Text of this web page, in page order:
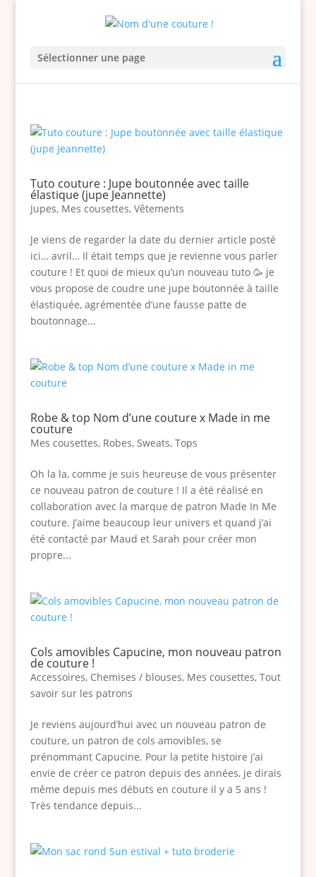
Sélectionner une page
Tuto couture : Jupe boutonnée avec taille
élastique (jupe Jeannette)
Jupes, Mes cousettes, Vêtements
Je viens de regarder la date du dernier article posté
ici… avril… Il était temps que je revienne vous parler
couture ! Et quoi de mieux qu’un nouveau tuto 🥳 je
vous propose de coudre une jupe boutonnée à taille
élastiquée, agrémentée d’une fausse patte de
boutonnage...
Robe & top Nom d’une couture x Made in me
couture
Mes cousettes, Robes, Sweats, Tops
Oh la la, comme je suis heureuse de vous présenter
ce nouveau patron de couture ! Il a été réalisé en
collaboration avec la marque de patron Made In Me
couture. J’aime beaucoup leur univers et quand j’ai
été contacté par Maud et Sarah pour créer mon
propre...
Cols amovibles Capucine, mon nouveau patron
de couture !
Accessoires, Chemises / blouses, Mes cousettes, Tout
savoir sur les patrons
Je reviens aujourd’hui avec un nouveau patron de
couture, un patron de cols amovibles, se
prénommant Capucine. Pour la petite histoire j’ai
envie de créer ce patron depuis des années, je dirais
même depuis mes débuts en couture il y a 5 ans !
Très tendance depuis...